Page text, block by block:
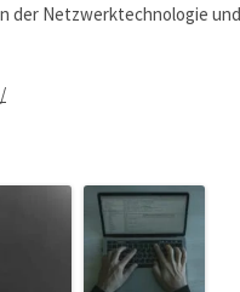
der Netzwerktechnologie und